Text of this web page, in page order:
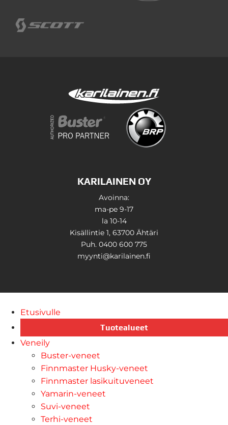
KARILAINEN OY
Avoinna:
ma-pe 9-17
la 10-14
Kisällintie 1, 63700 Ähtäri
Puh. 0400 600 775
myynti@karilainen.fi
Etusivulle
Tuotealueet
Veneily
Buster-veneet
Finnmaster Husky-veneet
Finnmaster lasikuituveneet
Yamarin-veneet
Suvi-veneet
Terhi-veneet